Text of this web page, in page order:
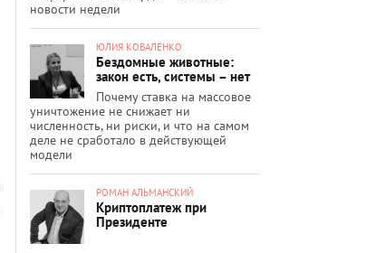
новости недели
ЮЛИЯ КОВАЛЕНКО
Бездомные животные:
закон есть, системы – нет
Почему ставка на массовое
уничтожение не снижает ни
численность, ни риски, и что на самом
деле не сработало в действующей
модели
РОМАН АЛЬМАНСКИЙ
Криптоплатеж при
Президенте